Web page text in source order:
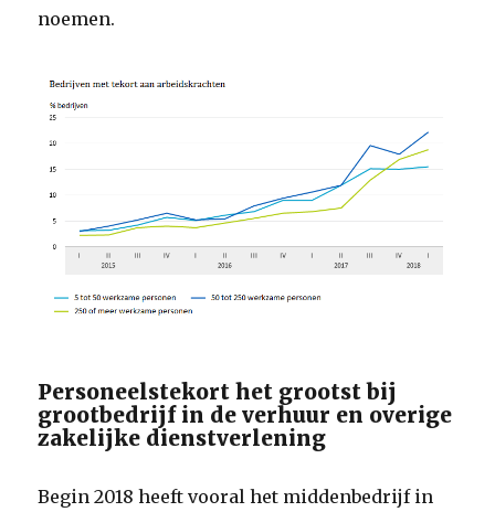
noemen.
Personeelstekort het grootst bij
grootbedrijf in de verhuur en overige
zakelijke dienstverlening
Begin 2018 heeft vooral het middenbedrijf in